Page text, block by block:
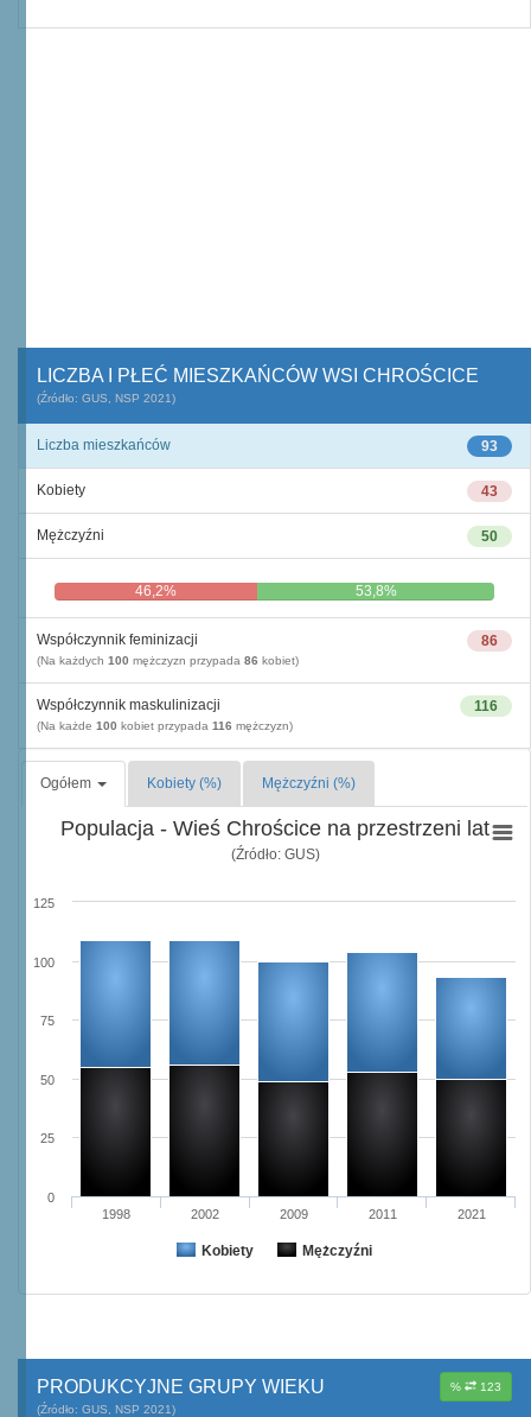
LICZBA I PŁEĆ MIESZKAŃCÓW WSI CHROŚCICE
(Źródło: GUS, NSP 2021)
93
Liczba mieszkańców
43
Kobiety
50
Mężczyźni
46,2% 53,8%
86
Współczynnik feminizacji
(Na każdych 100 mężczyzn przypada 86 kobiet)
116
Współczynnik maskulinizacji
(Na każde 100 kobiet przypada 116 mężczyzn)
Ogółem Kobiety (%) Mężczyźni (%)
Populacja - Wieś Chrościce na przestrzeni lat
(Źródło: GUS)
Kobiety Mężczyźni
1998 2002 2009 2011 2021
0
25
50
75
100
125
% 123
PRODUKCYJNE GRUPY WIEKU
(Źródło: GUS, NSP 2021)